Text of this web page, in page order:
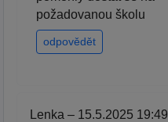
požadovanou školu
odpovědět
Lenka – 15.5.2025 19:49